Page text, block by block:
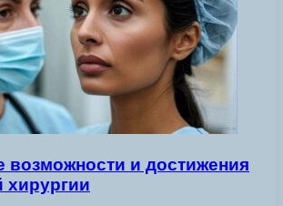
и достижения
хирургии